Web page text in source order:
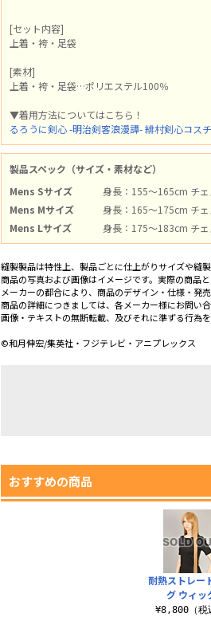
[セット内容]
上着・袴・足袋
[素材]
上着・袴・足袋…ポリエステル100％
▼着用方法についてはこちら！
るろうに剣心 -明治剣客浪漫譚- 緋村剣心コス
製品スペック（サイズ・素材など）
Mens Sサイズ
身長：155～165cm チ
Mens Mサイズ
身長：165～175cm チ
Mens Lサイズ
身長：175～183cm チ
縫製製品は特性上、製品ごとに仕上がりサイズや縫
商品の写真および画像はイメージです。実際の商品と
メーカーの都合により、商品のデザイン・仕様・発
商品の詳細につきましては、各メーカー様にお問い合
画像・テキストの無断転載、及びそれに準ずる行為を
©和月伸宏/集英社・フジテレビ・アニプレックス
おすすめの商品
耐熱ストレー
グ ウィッ
¥8,800（税